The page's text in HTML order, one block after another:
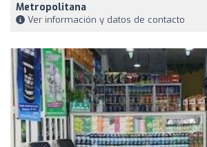
Metropolitana
Ver información y datos de contacto